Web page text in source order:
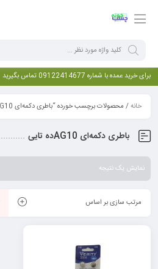
برای خرید عمده با شماره 09122414677 تماس بگیرید
خانه/ محصولات برچسب خورده “باطری دکمه‌ای AG10ده تایی”
باطری دکمه‌ای AG10ده تایی
نمایش یک نتیجه
مرتب سازی بر اساس